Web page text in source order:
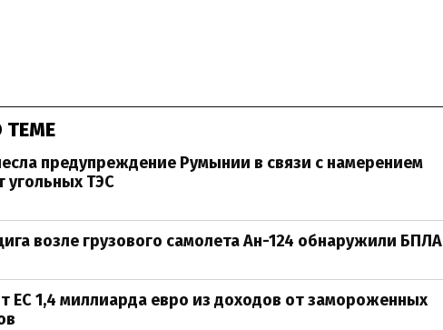
ТЕМЕ
предупреждение Румынии в связи с намерением
угольных ТЭС
возле грузового самолета Ан-124 обнаружили БПЛА
ЕС 1,4 миллиарда евро из доходов от замороженных